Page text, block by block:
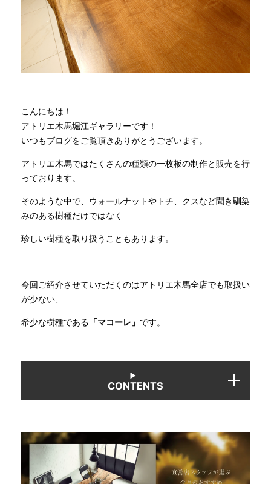
直営店
イベント
全商品一覧
新入荷情報
こんにちは！
アトリエ木馬堀江ギャラリーです！
いつもブログをご覧頂きありがとうございます。
アトリエ木馬ではたくさんの種類の一枚板の制作と販売を行
っております。
そのような中で、ウォールナットやトチ、クスなど聞き馴染
みのある樹種だけではなく
珍しい樹種を取り扱うこともあります。
今回ご紹介させていただくのはアトリエ木馬全店でも取扱い
が少ない、
希少な樹種である 「マコーレ」 です。
CONTENTS